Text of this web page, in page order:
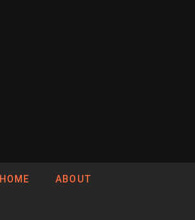
HOME ABOUT